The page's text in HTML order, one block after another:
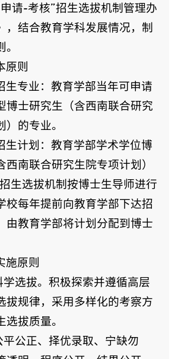
请-考核”招生选拔机制管理办
，结合教育学科发展情况，制
原则
生专业：教育学部当年可申请
博士研究生（含西南联合研究
的专业。
生计划：教育学部学术学位博
西南联合研究生院专项计划）
生选拔机制按博士生导师进行
校每年提前向教育学部下达招
由教育学部将计划分配到博士
施原则
学选拔。积极探索并遵循高层
拔规律，采用多样化的考察方
拔质量。
平公正、择优录取、宁缺勿